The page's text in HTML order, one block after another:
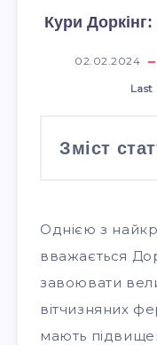
Кури
02.02.2024
Last
Зміст
Однією з
вважається
завоювати
вітчизняних
мають